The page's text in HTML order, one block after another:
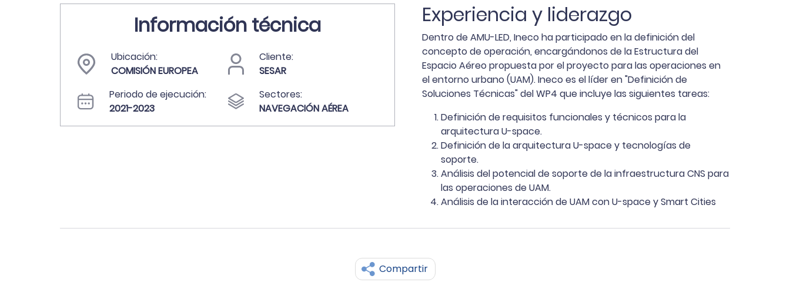
Información técnica
Ubicación:
COMISIÓN EUROPEA
Cliente:
SESAR
Periodo de ejecución:
2021-2023
Sectores:
NAVEGACIÓN AÉREA
Experiencia y liderazgo
Dentro de AMU-LED, Ineco ha participado en la definición del
concepto de operación, encargándonos de la Estructura del
Espacio Aéreo propuesta por el proyecto para las operaciones en
el entorno urbano (UAM). Ineco es el líder en "Definición de
Soluciones Técnicas" del WP4 que incluye las siguientes tareas:
Definición de requisitos funcionales y técnicos para la
arquitectura U-space.
Definición de la arquitectura U-space y tecnologías de
soporte.
Análisis del potencial de soporte de la infraestructura CNS para
las operaciones de UAM.
Análisis de la interacción de UAM con U-space y Smart Cities
Compartir